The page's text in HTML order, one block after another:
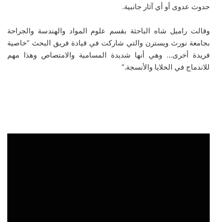
حدوث عدوى أو أي آثار جانبية.
وقالت راميل شاه الباحثة بقسم علوم المواد والهندسة والجراحة
بجامعة نورث ويسترن والتي شاركت في قيادة فريق البحث “خاصية
فريدة أخرى… وهي أنها شديدة المسامية والامتصاص وهذا مهم
للاندماج في الخلايا والأنسجة.”